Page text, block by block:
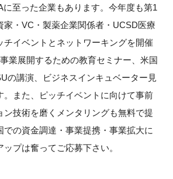
ル登録
至った企業もあります。今年度も第1
家・VC・製薬企業関係者・UCSD医療
チイベントとネットワーキングを開催
業展開するための教育セミナー、米国
の講演、ビジネスインキュベーター見
。また、ピッチイベントに向けて事前
ン技術を磨くメンタリングも無料で提
での資金調達・事業提携・事業拡大に
プは奮ってご応募下さい。